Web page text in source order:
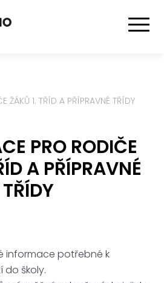
ŽÁKŮ 1. TŘÍD A PŘÍPRAVNÉ TŘÍDY
PRO RODIČE
A PŘÍPRAVNÉ
TŘÍDY
informace potřebné k
do školy.